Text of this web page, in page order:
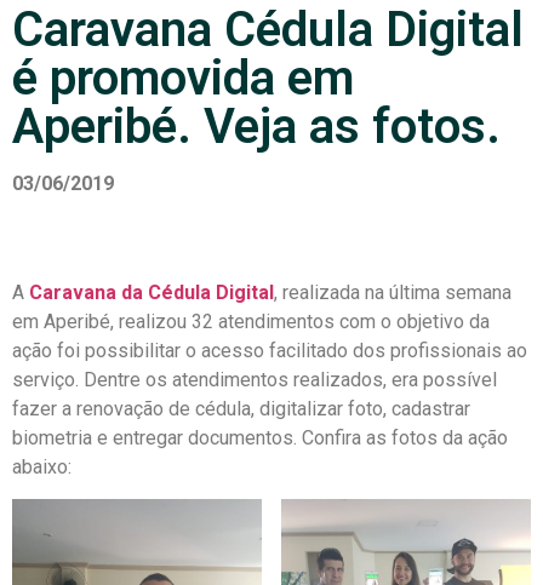
Caravana Cédula Digital
é promovida em
Aperibé. Veja as fotos.
03/06/2019
A Caravana da Cédula Digital, realizada na última semana
em Aperibé, realizou 32 atendimentos com o objetivo da
ação foi possibilitar o acesso facilitado dos profissionais ao
serviço. Dentre os atendimentos realizados, era possível
fazer a renovação de cédula, digitalizar foto, cadastrar
biometria e entregar documentos. Confira as fotos da ação
abaixo: